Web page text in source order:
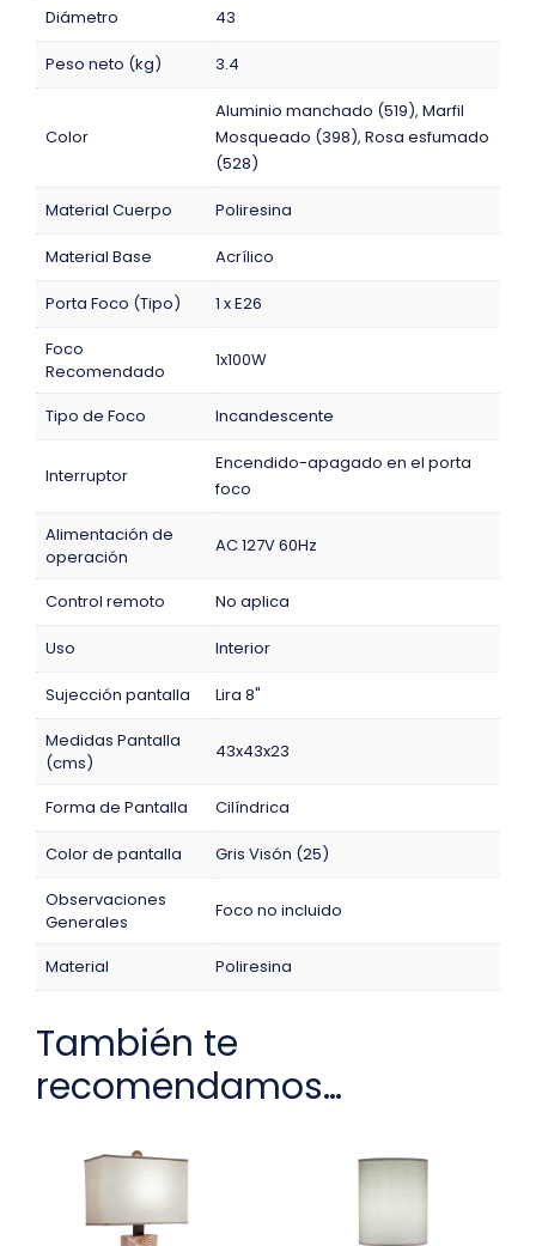
Diámetro 43
Peso neto (kg) 3.4
Color
Aluminio manchado (519), Marfil
Mosqueado (398), Rosa esfumado
(528)
Material Cuerpo Poliresina
Material Base Acrílico
Porta Foco (Tipo)
1 x E26
Foco
Recomendado
1x100W
Tipo de Foco Incandescente
Interruptor
Encendido-apagado en el porta
foco
Alimentación de
operación
AC 127V 60Hz
Control remoto No aplica
Uso Interior
Sujección pantalla
Lira 8"
Medidas Pantalla
(cms)
43x43x23
Forma de Pantalla Cilíndrica
Color de pantalla
Gris Visón (25)
Observaciones
Generales
Foco no incluido
Material Poliresina
También te
recomendamos…